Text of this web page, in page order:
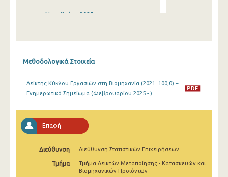
Νοεμβρίου 2025
Ιουλίου 2025
Μαΐου 2025
Μαρτίου 2025
Μεθοδολογικά Στοιχεία
Δείκτης Κύκλου Εργασιών στη Βιομηχανία (2021=100,0) –
Ενημερωτικό Σημείωμα (Φεβρουαρίου 2025 - )
Επαφή
Διεύθυνση Διεύθυνση Στατιστικών Επιχειρήσεων
Τμήμα
Τμήμα Δεικτών Μεταποίησης - Κατασκευών και
Βιομηχανικών Προϊόντων